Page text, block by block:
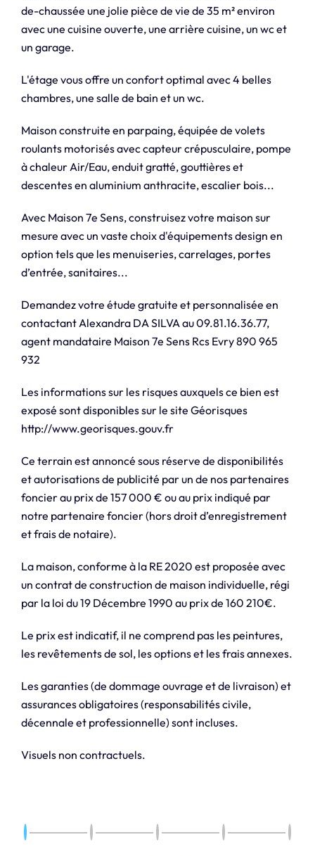
de-chaussée une jolie pièce de vie de 35 m² environ
avec une cuisine ouverte, une arrière cuisine, un wc et
un garage.
L'étage vous offre un confort optimal avec 4 belles
chambres, une salle de bain et un wc.
Maison construite en parpaing, équipée de volets
roulants motorisés avec capteur crépusculaire, pompe
à chaleur Air/Eau, enduit gratté, gouttières et
descentes en aluminium anthracite, escalier bois...
Avec Maison 7e Sens, construisez votre maison sur
mesure avec un vaste choix d'équipements design en
option tels que les menuiseries, carrelages, portes
d’entrée, sanitaires...
Demandez votre étude gratuite et personnalisée en
contactant Alexandra DA SILVA au 09.81.16.36.77,
agent mandataire Maison 7e Sens Rcs Evry 890 965
932
Les informations sur les risques auxquels ce bien est
exposé sont disponibles sur le site Géorisques
http://www.georisques.gouv.fr
Ce terrain est annoncé sous réserve de disponibilités
et autorisations de publicité par un de nos partenaires
foncier au prix de 157 000 € ou au prix indiqué par
notre partenaire foncier (hors droit d’enregistrement
et frais de notaire).
La maison, conforme à la RE 2020 est proposée avec
un contrat de construction de maison individuelle, régi
par la loi du 19 Décembre 1990 au prix de 160 210€.
Le prix est indicatif, il ne comprend pas les peintures,
les revêtements de sol, les options et les frais annexes.
Les garanties (de dommage ouvrage et de livraison) et
assurances obligatoires (responsabilités civile,
décennale et professionnelle) sont incluses.
Visuels non contractuels.